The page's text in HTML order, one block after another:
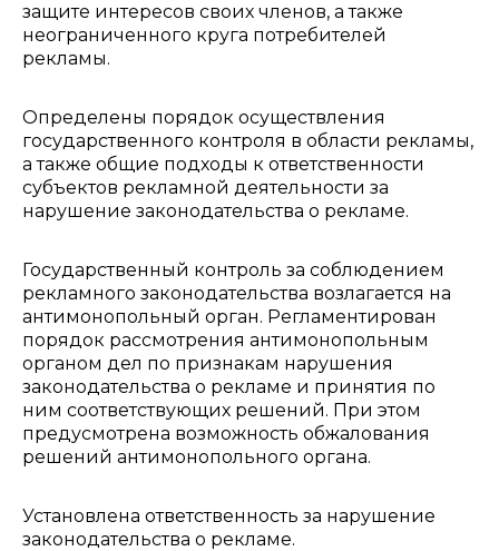
защите интересов своих членов, а также
неограниченного круга потребителей
рекламы.
Определены порядок осуществления
государственного контроля в области рекламы,
а также общие подходы к ответственности
субъектов рекламной деятельности за
нарушение законодательства о рекламе.
Государственный контроль за соблюдением
рекламного законодательства возлагается на
антимонопольный орган. Регламентирован
порядок рассмотрения антимонопольным
органом дел по признакам нарушения
законодательства о рекламе и принятия по
ним соответствующих решений. При этом
предусмотрена возможность обжалования
решений антимонопольного органа.
Установлена ответственность за нарушение
законодательства о рекламе.